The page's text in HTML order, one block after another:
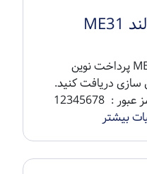
کد فعال سازی اپ نیولند ME31
برای فعال سازی اپ نیولند ME31 پرداخت نوین
سازی دریافت کنید.
نام کاربری: NewlandUser رمز عبور : 12345678
بیشتر